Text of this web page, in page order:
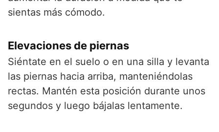
sientas más cómodo.
Elevaciones de piernas
Siéntate en el suelo o en una silla y levanta
las piernas hacia arriba, manteniéndolas
rectas. Mantén esta posición durante unos
segundos y luego bájalas lentamente.